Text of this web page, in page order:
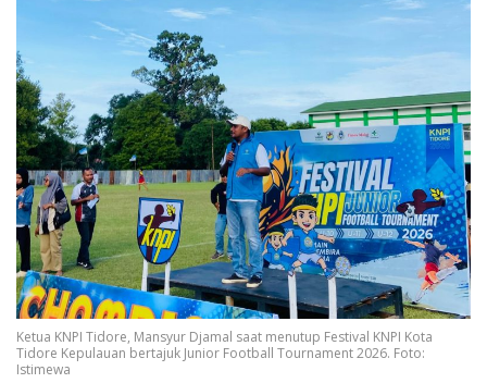
Ketua KNPI Tidore, Mansyur Djamal saat menutup Festival KNPI Kota
Tidore Kepulauan bertajuk Junior Football Tournament 2026. Foto:
Istimewa